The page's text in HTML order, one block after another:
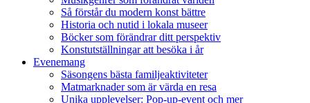
Så förstår du modern konst bättre
Historia och nutid i lokala museer
Böcker som förändrar ditt perspektiv
Konstutställningar att besöka i år
Evenemang
Säsongens bästa familjeaktiviteter
Matmarknader som är värda en resa
Unika upplevelser: Pop-up-event och mer